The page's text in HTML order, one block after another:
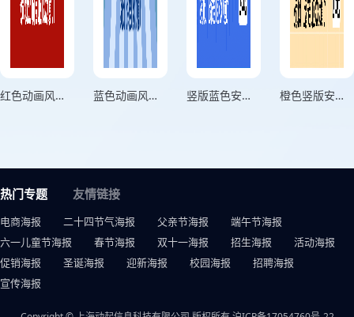
红色动画风消防安全知识宣传海报 蓝色动画风安全文明出行宣传海报 竖版蓝色安全生产无小事宣传海报 橙色竖版安全生产宣传海报
热门专题 友情链接
电商海报 二十四节气海报 父亲节海报
端午节海报
六一儿童节海报
春节海报 双十一海报 招生海报
活动海报
促销海报
圣诞海报 迎新海报 校园海报
招聘海报
宣传海报